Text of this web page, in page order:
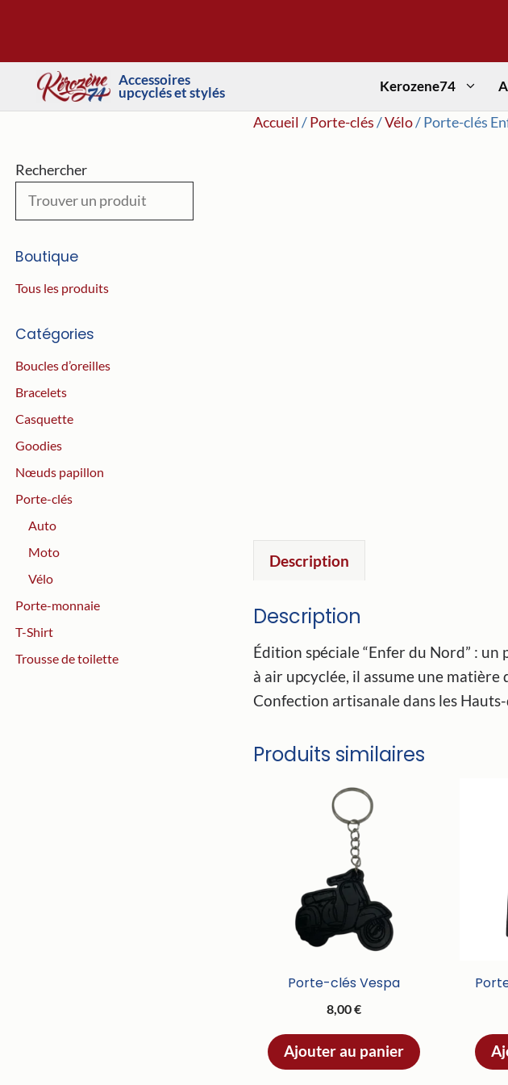
contenu
Accessoires
upcyclés et stylés Kerozene74
Accueil /Porte-clés/Vélo/ Porte-clés
Description
Description
Édition spéciale “Enfer du Nord” :
à air upcyclée, il assume une
Confection artisanale dans les
Produits similaires
Porte-clés Vespa
8,00€
Ajouter au panier
Rechercher
Boutique
Tous les produits
Catégories
Boucles d’oreilles
Bracelets
Casquette
Goodies
Nœuds papillon
Porte-clés
Auto
Moto
Vélo
Porte-monnaie
T-Shirt
Trousse de toilette